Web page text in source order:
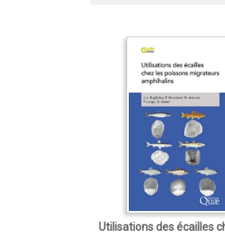
Utilisations des écailles